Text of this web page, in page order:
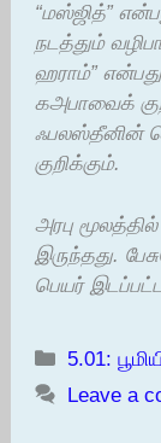
“மஸ்ஜித்”
நடத்தும்
ஹராம்”
கஅபாவைக்
ஃபலஸ்தீனின்
குறிக்கும்.
அரபு
இருந்தது.
பெயர்
5.01:
Leave a